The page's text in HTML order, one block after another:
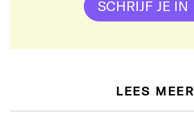
SCHRIJF JE IN
LEES MEER